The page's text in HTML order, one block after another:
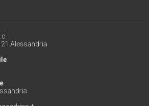
Alessandria